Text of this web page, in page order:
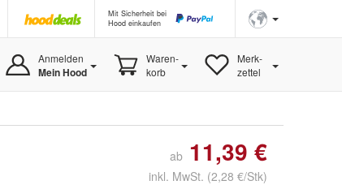
Mit Sicherheit bei
Hood einkaufen
Anmelden
Mein Hood
Waren-
korb
Merk-
zettel
ab 11,39 €
inkl. MwSt. (2,28 €/Stk)